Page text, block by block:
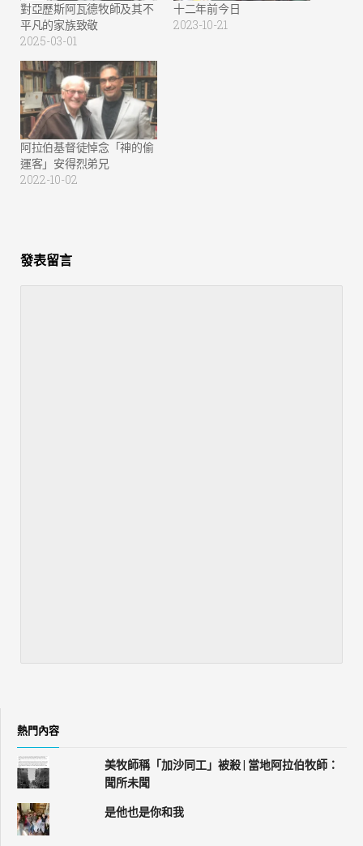
對亞歷斯阿瓦德牧師及其不
平凡的家族致敬
2025-03-01
十二年前今日
2023-10-21
阿拉伯基督徒悼念「神的偷
運客」安得烈弟兄
2022-10-02
發表留言
熱門內容
美牧師稱「加沙同工」被殺 | 當地阿拉伯牧師：
聞所未聞
是他也是你和我